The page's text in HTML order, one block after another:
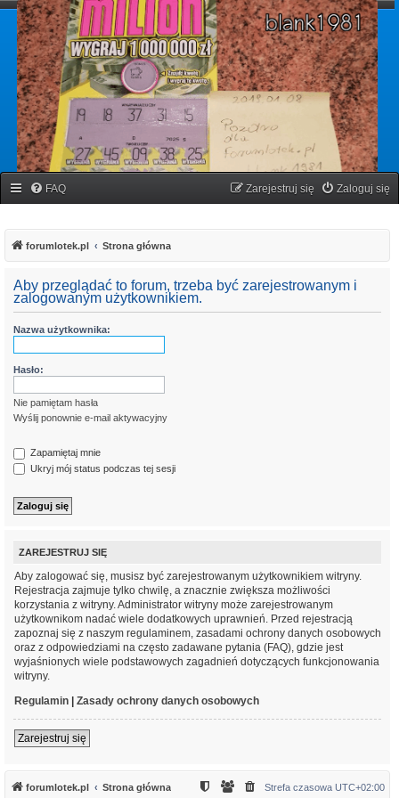
forumlotek.pl
Forum gier liczbowych
FAQ Zaloguj się
Zarejestruj się
forumlotek.pl Strona główna
Aby przeglądać to forum, trzeba być zarejestrowanym i
zalogowanym użytkownikiem.
Nazwa użytkownika:
Hasło:
Nie pamiętam hasła
Wyślij ponownie e-mail aktywacyjny
Zapamiętaj mnie
Ukryj mój status podczas tej sesji
ZAREJESTRUJ SIĘ
Aby zalogować się, musisz być zarejestrowanym użytkownikiem witryny.
Rejestracja zajmuje tylko chwilę, a znacznie zwiększa możliwości
korzystania z witryny. Administrator witryny może zarejestrowanym
użytkownikom nadać wiele dodatkowych uprawnień. Przed rejestracją
zapoznaj się z naszym regulaminem, zasadami ochrony danych osobowych
oraz z odpowiedziami na często zadawane pytania (FAQ), gdzie jest
wyjaśnionych wiele podstawowych zagadnień dotyczących funkcjonowania
witryny.
Regulamin
Zasady ochrony danych osobowych
Zarejestruj się
forumlotek.pl Strona główna Strefa czasowa UTC+02:00